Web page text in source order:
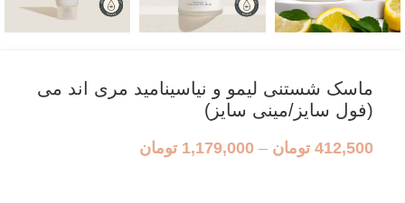
ماسک شستنی لیمو و نیاسینامید مری اند می
(فول سایز/مینی سایز)
412,500 تومان –
1,179,000 تومان